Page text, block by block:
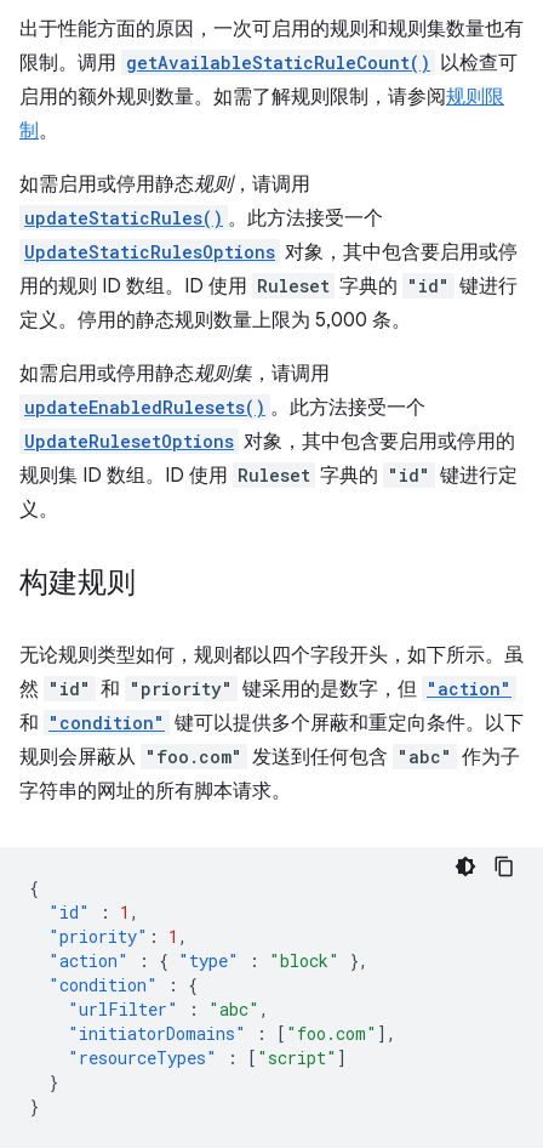
出于性能方面的原因，一次可启用的规则和规则集数量也有
限制。调用 getAvailableStaticRuleCount() 以检查可
启用的额外规则数量。如需了解规则限制，请参阅规则限
制。
如需启用或停用静态规则，请调用
updateStaticRules() 。此方法接受一个
UpdateStaticRulesOptions 对象，其中包含要启用或停
用的规则 ID 数组。ID 使用 Ruleset 字典的 "id" 键进行
定义。停用的静态规则数量上限为 5,000 条。
如需启用或停用静态规则集 ，请调用
updateEnabledRulesets() 。此方法接受一个
UpdateRulesetOptions 对象，其中包含要启用或停用的
规则集 ID 数组。ID 使用 Ruleset 字典的 "id" 键进行定
义。
构建规则
无论规则类型如何，规则都以四个字段开头，如下所示。虽
然 "id" 和 "priority" 键采用的是数字，但 "action"
和 "condition" 键可以提供多个屏蔽和重定向条件。以下
规则会屏蔽从 "foo.com" 发送到任何包含 "abc" 作为子
字符串的网址的所有脚本请求。
{
"id"
: 1 ,
"priority" : 1 ,
"action"
: { "type" : "block"
},
"condition"
:
{
"urlFilter"
: "abc" ,
"initiatorDomains"
: [ "foo.com" ],
"resourceTypes"
: [ "script" ]
}
}